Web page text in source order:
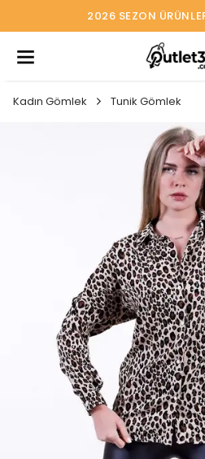
2026 SEZON
Kadın Gömlek Tunik Gömlek